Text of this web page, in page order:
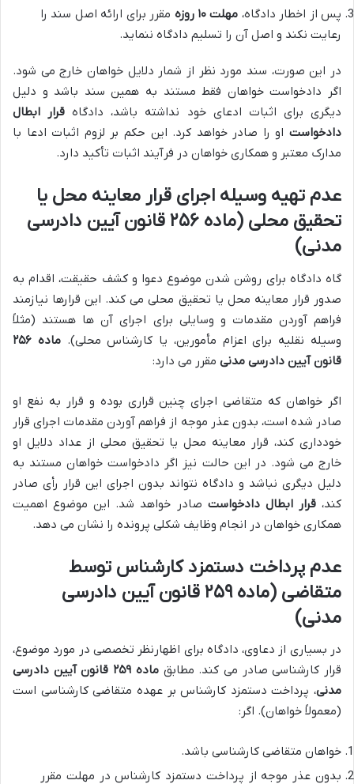
پس از اخطار دادگاه، مهلت ۱۰ روزه
مقرر برای ارائه اصل سند را
رعایت نکند و اصل آن را تسلیم دادگاه ننماید.
در این صورت، سند مورد نظر از شمار دلایل خواهان خارج می شود.
اگر دادخواست خواهان فقط مستند به همین سند باشد و دلیل
دیگری برای اثبات ادعای خود نداشته باشد، دادگاه قرار ابطال
دادخواست او را صادر خواهد کرد. این حکم بر لزوم اثبات ادعا با
مدارک معتبر و همکاری خواهان در فرآیند اثبات تأکید دارد.
عدم تهیه وسیله اجرای قرار معاینه محل یا
تحقیق محلی (ماده ۲۵۶ قانون آیین دادرسی
مدنی)
گاه دادگاه برای روشن شدن موضوع دعوا و کشف حقیقت، اقدام به
صدور قرار معاینه محل یا تحقیق محلی می کند. این قرارها نیازمند
فراهم آوردن مقدمات و وسایلی برای اجرای آن ها هستند (مثلاً
وسیله نقلیه برای اعزام مأمورین، یا کارشناس محلی).
ماده ۲۵۶
قانون آیین دادرسی مدنی مقرر می دارد:
اگر خواهان که متقاضی اجرای چنین قراری بوده و قرار به نفع او
صادر شده است، بدون عذر موجه از فراهم آوردن مقدمات اجرای قرار
خودداری کند، قرار معاینه محل یا تحقیق محلی از عداد دلایل او
خارج می شود. در این حالت نیز اگر دادخواست خواهان مستند به
دلیل دیگری نباشد و دادگاه نتواند بدون اجرای این قرار رأی صادر
کند،قرار ابطال دادخواست صادر خواهد شد. این موضوع اهمیت
همکاری خواهان در انجام وظایف شکلی پرونده را نشان می دهد.
عدم پرداخت دستمزد کارشناس توسط
متقاضی (ماده ۲۵۹ قانون آیین دادرسی
مدنی)
در بسیاری از دعاوی، دادگاه برای اظهارنظر تخصصی در مورد موضوع،
قرار کارشناسی صادر می کند. مطابق
ماده ۲۵۹ قانون آیین دادرسی
مدنی، پرداخت دستمزد کارشناس بر عهده متقاضی کارشناسی است
(معمولاً خواهان). اگر:
خواهان متقاضی کارشناسی باشد.
بدون عذر موجه از پرداخت دستمزد کارشناس در مهلت مقرر